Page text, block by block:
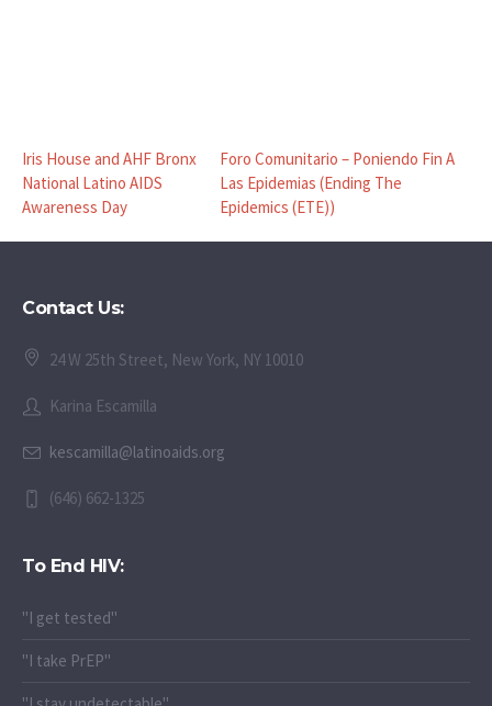
Iris House and AHF Bronx
National Latino AIDS
Awareness Day
Foro Comunitario – Poniendo Fin A
Las Epidemias (Ending The
Epidemics (ETE))
Contact Us:
24 W 25th Street, New York, NY 10010
Karina Escamilla
kescamilla@latinoaids.org
(646) 662-1325
To End HIV:
"I get tested"
"I take PrEP"